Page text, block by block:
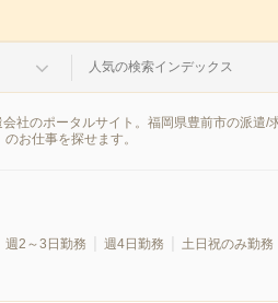
人気の検索インデックス
社のポータルサイト。福岡県豊前市の派遣/
お仕事を探せます。
週2～3日勤務 週4日勤務 土日祝のみ勤務